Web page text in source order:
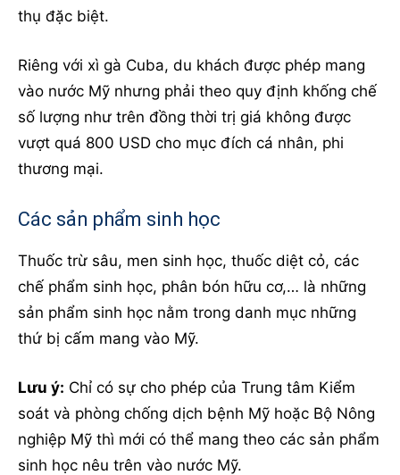
thụ đặc biệt.
Riêng với xì gà Cuba, du khách được phép mang
vào nước Mỹ nhưng phải theo quy định khống chế
số lượng như trên đồng thời trị giá không được
vượt quá 800 USD cho mục đích cá nhân, phi
thương mại.
Các sản phẩm sinh học
Thuốc trừ sâu, men sinh học, thuốc diệt cỏ, các
chế phẩm sinh học, phân bón hữu cơ,… là những
sản phẩm sinh học nằm trong danh mục những
thứ bị cấm mang vào Mỹ.
Lưu ý: Chỉ có sự cho phép của Trung tâm Kiểm
soát và phòng chống dịch bệnh Mỹ hoặc Bộ Nông
nghiệp Mỹ thì mới có thể mang theo các sản phẩm
sinh học nêu trên vào nước Mỹ.